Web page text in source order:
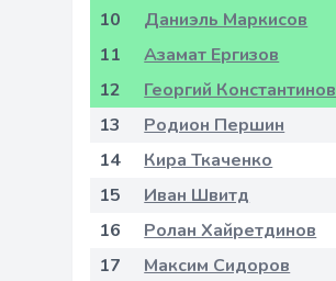
10
Даниэль Маркисов
11
Азамат Ергизов
12
Георгий Константинов
13
Родион Першин
14
Кира Ткаченко
15
Иван Швитд
16
Ролан Хайретдинов
17
Максим Сидоров